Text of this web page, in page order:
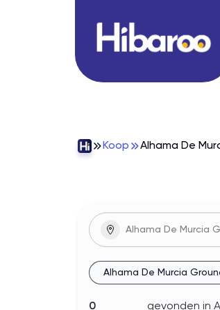
Koop Alhama De
Alhama De Murcia
0
gevonden in